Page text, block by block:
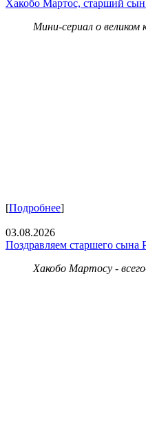
Хакобо Мартос, старший
Мини-сериал о великом
[Подробнее]
03.08.2026
Поздравляем старшего сына
Хакобо Мартосу -